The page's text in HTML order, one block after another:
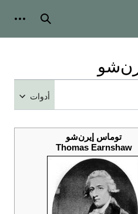
بحث
أدوات
توماس إيرن‌شو
Thomas Earnshaw